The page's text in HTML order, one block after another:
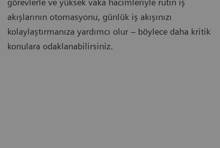
görevlerle ve yüksek vaka hacimleriyle rutin iş
akışlarının otomasyonu, günlük iş akışınızı
kolaylaştırmanıza yardımcı olur – böylece daha kritik
konulara odaklanabilirsiniz.